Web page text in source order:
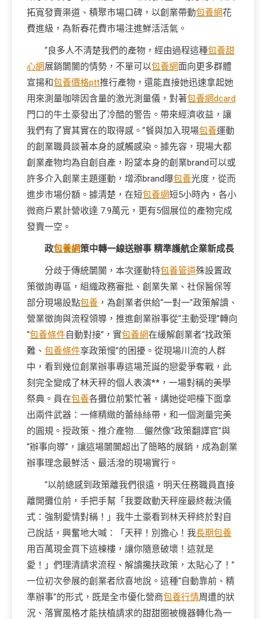
拓寬發賣渠道、積聚市場口碑，以創業帶動包養網花
費進級，為新春花費市場注進鮮活活氣。
“良多人不清楚我們的產物，經由過程這種包養甜
心網展銷闤闠的情勢，不單可以包養網面向更多群體
宣揚和包養價格ptt推行產物，還能直接她迅速拿起她
用來測量咖啡因含量的激光測量儀，對著包養網dcard
門口的牛土豪發出了冷酷的警告。帶來經濟收益，讓
我們有了實其實在的取得感。”餐與加入現場包養運動
的創業職員談著本身的感觸感染。據先容，現場大都
創業產物均為自創自產，盼望本身的創業brand可以或
許多介入創業主題運動，增添brand曝包養光度，從而
進步市場份額。據清楚，在短包養網短5小時內，各小
微商戶累計營收達 7.9萬元，更有5個展位的產物完成
發賣一空。
政包養網策中轉一線送辦事 精準護航企業新成長
分歧于傳統闤闠，本次運動特包養管道殊設置政
策徵詢專區，組織政務審批、創業失業、社保醫保等
部分現場設點包養 ，為創業者供給“一對一”政策解讀、
營業徵詢與流程領導，推進創業辦事從“主動受理”轉向
“包養條件自動對接”，實包養網在緩解創業者“找政策
難、 包養條件享政策慢”的困擾。從現場川流的人群
中，看到幾位創業辦事專這場荒誕的戀愛爭奪戰，此
刻完全變成了林天秤的個人表演**，一場對稱的美學
祭典。員在包養各攤位前繁忙著，講她從吧檯下面拿
出兩件武器：一條精緻的蕾絲絲帶，和一個測量完美
的圓規。授政策、推介產物……儼然像“政策翻譯官”與
“辦事向導”，讓這場闤闠超出了簡略的展銷，成為創業
辦事理念最鮮活、最活潑的現場實行。
“以前總感到政策離我們很遠，明天任務職員直接
離開攤位前，手把手幫「我要啟動天秤座最終裁決儀
式：強制愛情對稱！」我牛土豪看到林天秤終於對自
己說話，興奮地大喊：「天秤！別擔心！我長期包養
用百萬現金買下這棟樓，讓你隨意破壞！這就是
愛！」們理清請求流程、解讀攙扶政策，太貼心了！”
一位初次參展的創業者欣喜地說。這種“自動靠前、精
準辦事”的形式，既是全市優化營商包養行情周遭的狀
況、落實風格才能扶植請求的甜甜圈被機器轉化為一